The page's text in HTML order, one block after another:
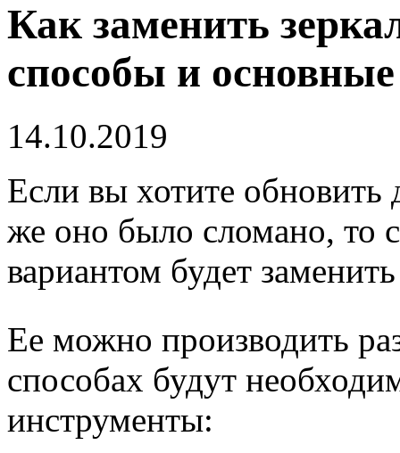
Как заменить
способы и
14.10.2019
Если вы хотите обновить
же оно было сломано, то
вариантом будет
Ее можно производить
способах будут
инструменты: